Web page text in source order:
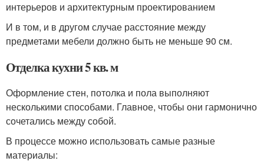
интерьеров и архитектурным проектированием
И в том, и в другом случае расстояние между
предметами мебели должно быть не меньше 90 см.
Отделка кухни 5 кв. м
Оформление стен, потолка и пола выполняют
несколькими способами. Главное, чтобы они гармонично
сочетались между собой.
В процессе можно использовать самые разные
материалы: